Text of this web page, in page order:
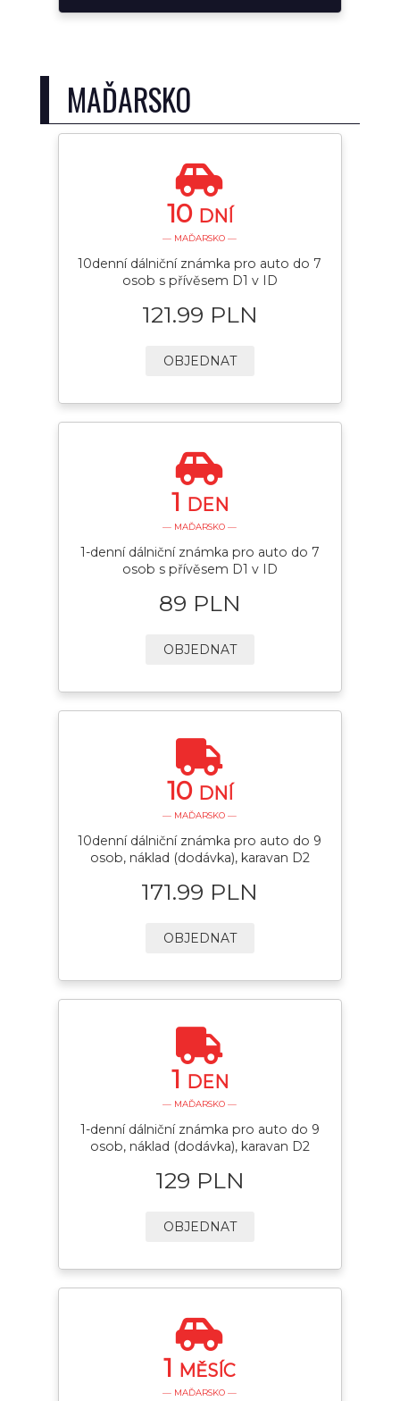
MAĎARSKO
10 DNÍ
— MAĎARSKO —
10denní dálniční známka pro auto do 7
osob s přívěsem D1 v ID
121.99 PLN
OBJEDNAT
1 DEN
— MAĎARSKO —
1-denní dálniční známka pro auto do 7
osob s přívěsem D1 v ID
89 PLN
OBJEDNAT
10 DNÍ
— MAĎARSKO —
10denní dálniční známka pro auto do 9
osob, náklad (dodávka), karavan D2
171.99 PLN
OBJEDNAT
1 DEN
— MAĎARSKO —
1-denní dálniční známka pro auto do 9
osob, náklad (dodávka), karavan D2
129 PLN
OBJEDNAT
1 MĚSÍC
— MAĎARSKO —